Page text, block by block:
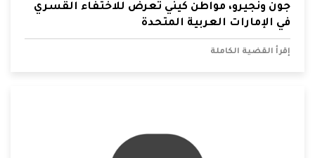
جون ونجيرو، مواطن كيني تعرض للاختفاء القسري
في الإمارات العربية المتحدة
إقرأ القضية الكاملة